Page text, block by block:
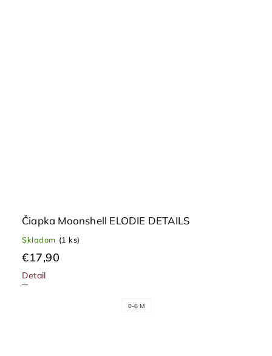
Čiapka Moonshell ELODIE DETAILS
Skladom (1 ks)
€17,90
Detail
0-6 M